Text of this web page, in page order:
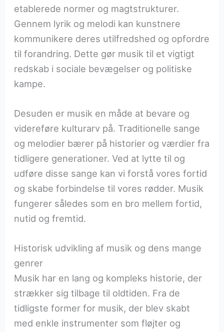
etablerede normer og magtstrukturer.
Gennem lyrik og melodi kan kunstnere
kommunikere deres utilfredshed og opfordre
til forandring. Dette gør musik til et vigtigt
redskab i sociale bevægelser og politiske
kampe.
Desuden er musik en måde at bevare og
videreføre kulturarv på. Traditionelle sange
og melodier bærer på historier og værdier fra
tidligere generationer. Ved at lytte til og
udføre disse sange kan vi forstå vores fortid
og skabe forbindelse til vores rødder. Musik
fungerer således som en bro mellem fortid,
nutid og fremtid.
Historisk udvikling af musik og dens mange
genrer
Musik har en lang og kompleks historie, der
strækker sig tilbage til oldtiden. Fra de
tidligste former for musik, der blev skabt
med enkle instrumenter som fløjter og